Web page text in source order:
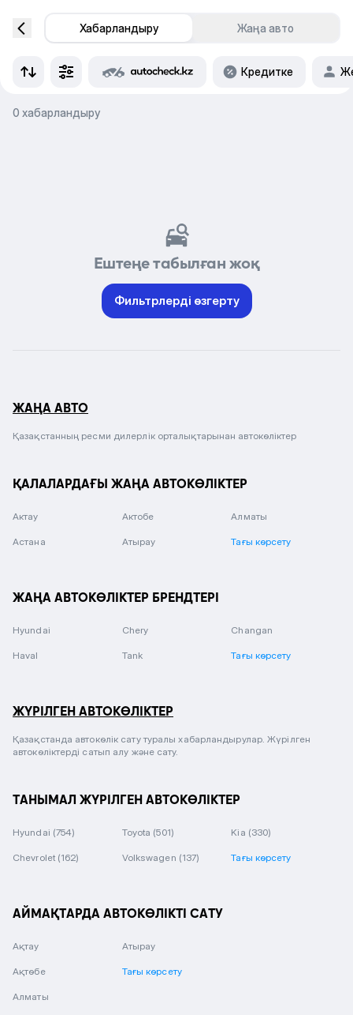
Хабарландыру Жаңа авто
Кредитке
0 хабарландыру
Ештеңе табылған жоқ
Фильтрлерді өзгерту
ЖАҢА АВТО
Қазақстанның ресми дилерлік орталықтарынан автокөліктер
ҚАЛАЛАРДАҒЫ ЖАҢА АВТОКӨЛІКТЕР
Актау Актобе Алматы
Астана Атырау Тағы көрсету
ЖАҢА АВТОКӨЛІКТЕР БРЕНДТЕРІ
Hyundai Chery Changan
Haval Tank Тағы көрсету
ЖҮРІЛГЕН АВТОКӨЛІКТЕР
Қазақстанда автокөлік сату туралы хабарландырулар. Жүрілген
автокөліктерді сатып алу және сату.
ТАНЫМАЛ ЖҮРІЛГЕН АВТОКӨЛІКТЕР
Hyundai (754) Toyota (501) Kia (330)
Chevrolet (162) Volkswagen (137) Тағы көрсету
АЙМАҚТАРДА АВТОКӨЛІКТІ САТУ
Ақтау
Ақтөбе
Алматы
Атырау
Тағы көрсету